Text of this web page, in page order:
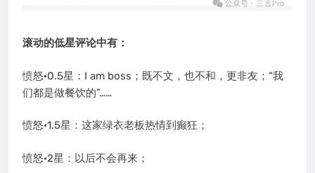
滚动的低星评论中有：
愤怒·0.5星：I am boss；既不文，也不和，更非友；“我
们都是做餐饮的”……
愤怒·1.5星：这家绿衣老板热情到癫狂；
愤怒·2星：以后不会再来；